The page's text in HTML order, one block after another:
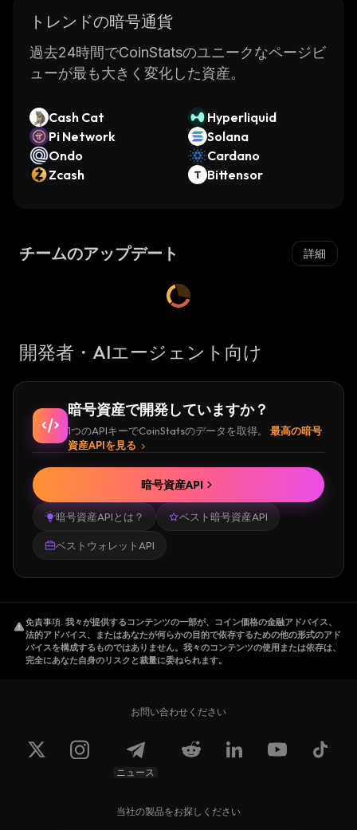
トレンドの暗号通貨
過去24時間でCoinStatsのユニークなページビ
ューが最も大きく変化した資産。
Cash Cat
Hyperliquid
Pi Network
Solana
Ondo
Cardano
Zcash
Bittensor
チームのアップデート 詳細
開発者・AIエージェント向け
暗号資産で開発していますか？
1つのAPIキーでCoinStatsのデータを取得。
最高の暗号
資産APIを見る
暗号資産APIとは？ ベスト暗号資産API
ベストウォレットAPI
暗号資産API
免責事項. 我々が提供するコンテンツの一部が、コイン価格の金融アドバイス、
法的アドバイス、またはあなたが何らかの目的で依存するための他の形式のアド
バイスを構成するものではありません。我々のコンテンツの使用または依存は、
完全にあなた自身のリスクと裁量に委ねられます。
お問い合わせください
ニュース
当社の製品をお探しください